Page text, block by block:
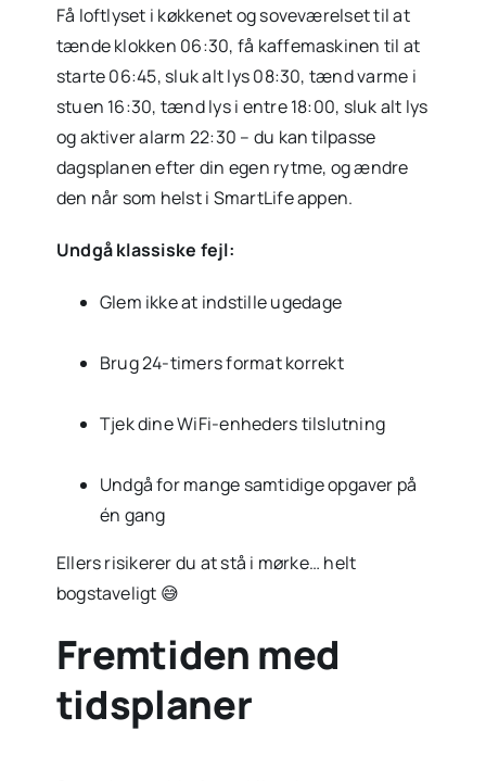
Få loftlyset i køkkenet og soveværelset til at
tænde klokken 06:30, få kaffemaskinen til at
starte 06:45, sluk alt lys 08:30, tænd varme i
stuen 16:30, tænd lys i entre 18:00, sluk alt lys
og aktiver alarm 22:30 – du kan tilpasse
dagsplanen efter din egen rytme, og ændre
den når som helst i SmartLife appen.
Undgå klassiske fejl:
Glem ikke at indstille ugedage
Brug 24-timers format korrekt
Tjek dine WiFi-enheders tilslutning
Undgå for mange samtidige opgaver på
én gang
Ellers risikerer du at stå i mørke… helt
bogstaveligt 😅
Fremtiden med
tidsplaner